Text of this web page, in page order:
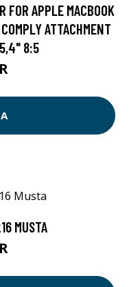
FOR APPLE MACBOOK
ATTACHMENT
8:5
MUSTA